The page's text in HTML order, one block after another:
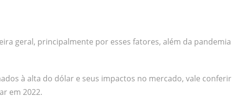
geral, principalmente por esses fatores, além da pandemia
à alta do dólar e seus impactos no mercado, vale conferir
em 2022.